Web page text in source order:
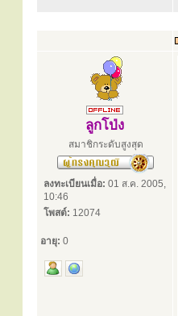
ลูกโป่ง
สมาชิกระดับสูงสุด
ลงทะเบียนเมื่อ: 01 ส.ค. 2005,
10:46
โพสต์: 12074
อายุ: 0